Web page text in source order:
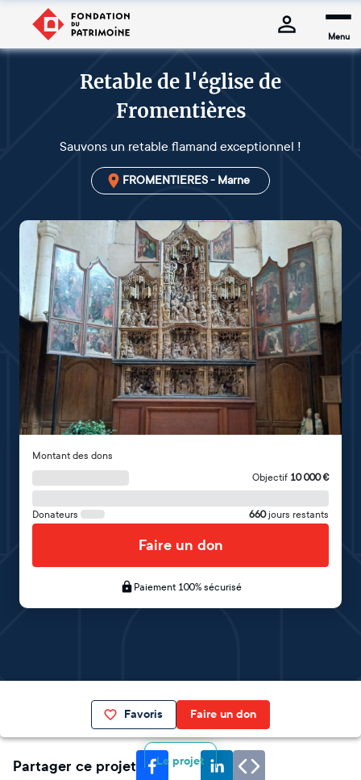
Menu
Retable de l'église de
Fromentières
Sauvons un retable flamand exceptionnel !
FROMENTIERES - Marne
Montant des dons
Objectif 10 000€
Donateurs 660 jours restants
Faire un don
Paiement 100% sécurisé
Favoris Faire un don
Le projet
Partager ce projet